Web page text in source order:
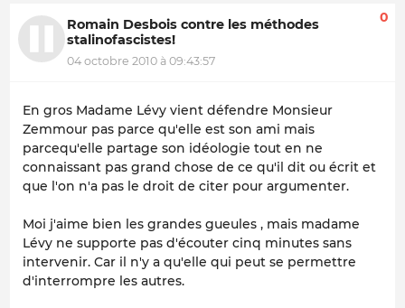
Romain Desbois contre les méthodes
stalinofascistes!
04 octobre 2010 à 09:43:57
0
En gros Madame Lévy vient défendre Monsieur
Zemmour pas parce qu'elle est son ami mais
parcequ'elle partage son idéologie tout en ne
connaissant pas grand chose de ce qu'il dit ou écrit et
que l'on n'a pas le droit de citer pour argumenter.
Moi j'aime bien les grandes gueules , mais madame
Lévy ne supporte pas d'écouter cinq minutes sans
intervenir. Car il n'y a qu'elle qui peut se permettre
d'interrompre les autres.